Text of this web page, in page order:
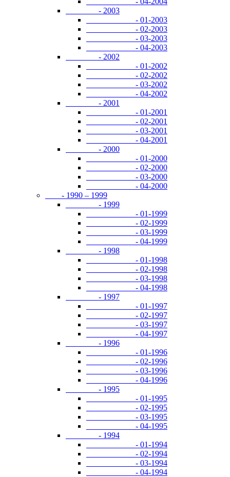
- 2003
- 01-2003
- 02-2003
- 03-2003
- 04-2003
- 2002
- 01-2002
- 02-2002
- 03-2002
- 04-2002
- 2001
- 01-2001
- 02-2001
- 03-2001
- 04-2001
- 2000
- 01-2000
- 02-2000
- 03-2000
- 04-2000
- 1990 – 1999
- 1999
- 01-1999
- 02-1999
- 03-1999
- 04-1999
- 1998
- 01-1998
- 02-1998
- 03-1998
- 04-1998
- 1997
- 01-1997
- 02-1997
- 03-1997
- 04-1997
- 1996
- 01-1996
- 02-1996
- 03-1996
- 04-1996
- 1995
- 01-1995
- 02-1995
- 03-1995
- 04-1995
- 1994
- 01-1994
- 02-1994
- 03-1994
- 04-1994